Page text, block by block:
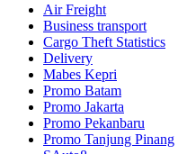
Air Freight
Business transport
Cargo Theft Statistics
Delivery
Mabes Kepri
Promo Batam
Promo Jakarta
Promo Pekanbaru
Promo Tanjung Pinang